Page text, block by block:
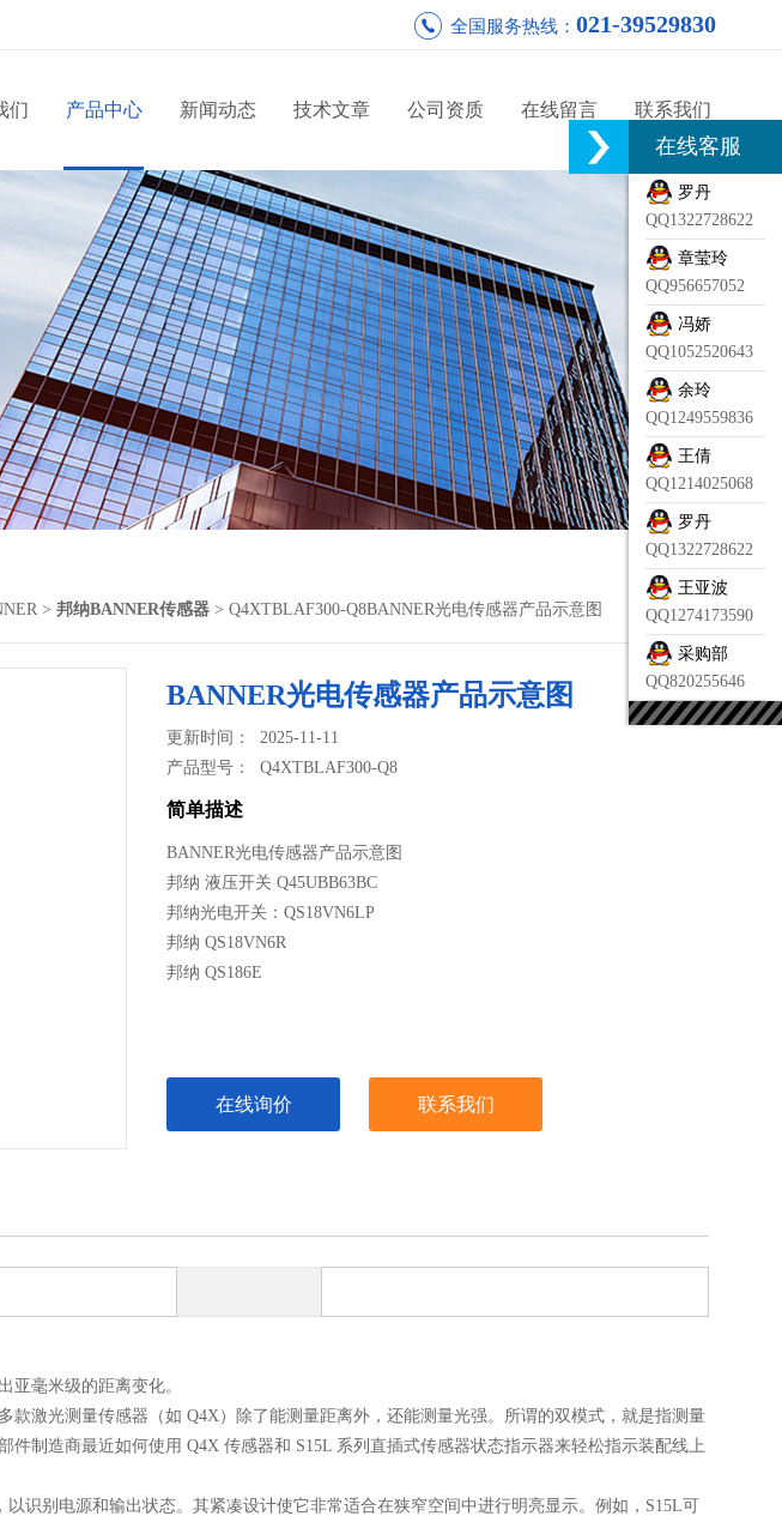
全国服务热线： 021-39529830
们 产品中心 新闻动态 技术文章 公司资质 在线留言 联系我们
> 邦纳BANNER传感器 > Q4XTBLAF300-Q8BANNER光电传感器产品示意图
BANNER光电传感器产品示意图
更新时间： 2025-11-11
产品型号：Q4XTBLAF300-Q8
简单描述
BANNER光电传感器产品示意图
邦纳 液压开关 Q45UBB63BC
邦纳光电开关：QS18VN6LP
邦纳 QS18VN6R
邦纳 QS186E
在线询价 联系我们
亚毫米级的距离变化。
款激光测量传感器（如 Q4X）除了能测量距离外，还能测量光强。所谓的双模式，就是指测量
件制造商最近如何使用 Q4X 传感器和 S15L 系列直插式传感器状态指示器来轻松指示装配线上
识别电源和输出状态。其紧凑设计使它非常适合在狭窄空间中进行明亮显示。例如，S15L可
在线客服
罗丹
QQ1322728622
章莹玲
QQ956657052
冯娇
QQ1052520643
余玲
QQ1249559836
王倩
QQ1214025068
罗丹
QQ1322728622
王亚波
QQ1274173590
采购部
QQ820255646